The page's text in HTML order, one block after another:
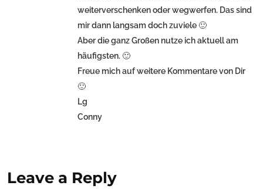
weiterverschenken oder wegwerfen. Das sind
mir dann langsam doch zuviele 🙂
Aber die ganz Großen nutze ich aktuell am
häufigsten. 🙂
Freue mich auf weitere Kommentare von Dir
🙂
Lg
Conny
Leave a Reply